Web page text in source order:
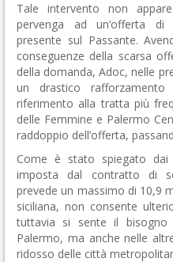
Tale intervento non
pervenga ad un’offerta di
presente sul Passante.
conseguenze della scarsa
della domanda, Adoc, nelle
un drastico
riferimento alla tratta più
delle Femmine e Palermo
raddoppio dell’offerta,
Come è stato spiegato dai
imposta dal contratto di
prevede un massimo di 10,9
siciliana, non consente
tuttavia si sente il
Palermo, ma anche nelle
ridosso delle città